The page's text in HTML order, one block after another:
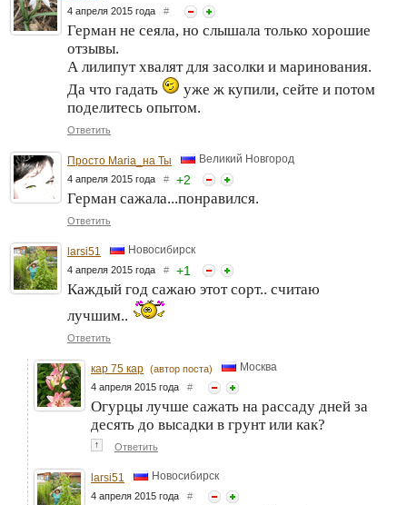
4 апреля 2015 года #
Герман не сеяла, но слышала только хорошие
отзывы.
А лилипут хвалят для засолки и маринования.
Да что гадать
уже ж купили, сейте и потом
поделитесь опытом.
Ответить
Просто Maria_на Ты Великий Новгород
4 апреля 2015 года # +2
Герман сажала...понравился.
Ответить
larsi51 Новосибирск
4 апреля 2015 года # +1
Каждый год сажаю этот сорт.. считаю
лучшим..
Ответить
кар 75 кар (автор поста) Москва
4 апреля 2015 года #
Огурцы лучше сажать на рассаду дней за
десять до высадки в грунт или как?
↑ Ответить
larsi51 Новосибирск
4 апреля 2015 года #